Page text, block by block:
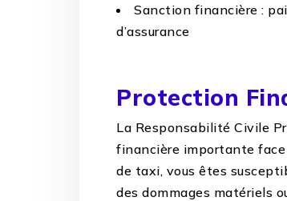
Sanction financière :
d’assurance
Protection
La Responsabilité Civile
financière importante
de taxi, vous êtes
des dommages matériels